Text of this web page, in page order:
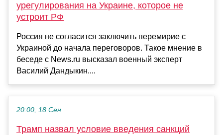
урегулирования на Украине, которое не
устроит РФ
Россия не согласится заключить перемирие с
Украиной до начала переговоров. Такое мнение в
беседе с News.ru высказал военный эксперт
Василий Дандыкин....
20:00, 18 Сен
Трамп назвал условие введения санкций